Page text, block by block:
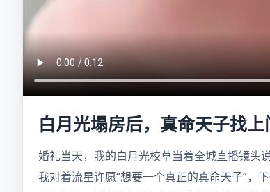
白月光塌房后，真命天子找
婚礼当天，我的白月光校草当着全城直播镜头
我对着流星许愿“想要一个真正的真命天子”，